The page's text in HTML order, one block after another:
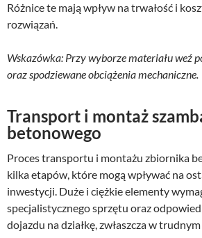
Różnice te mają wpływ na trwałość i
rozwiązań.
Wskazówka: Przy wyborze materiału weź
oraz spodziewane obciążenia mechaniczne.
Transport i montaż
betonowego
Proces transportu i montażu zbiornika
kilka etapów, które mogą wpływać na
inwestycji. Duże i ciężkie elementy
specjalistycznego sprzętu oraz
dojazdu na działkę, zwłaszcza w